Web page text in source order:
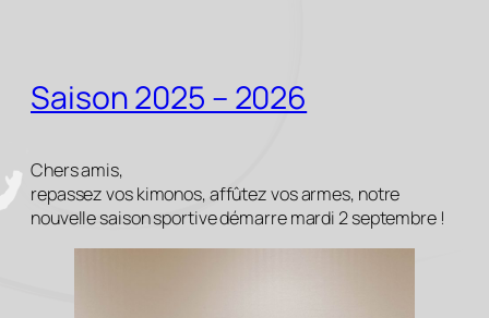
Saison 2025 – 2026
Chers amis,
repassez vos kimonos, affûtez vos armes, notre
nouvelle saison sportive démarre mardi 2 septembre !